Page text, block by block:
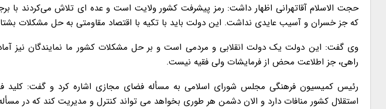
حجت الاسلام آقاتهرانی اظهار داشت: رمز پیشرفت کشور ولایت است و عده ای تلاش می‌کردند با
که جز خسران و آسیب عایدی نداشت. این دولت باید با تکیه با اقتصاد مقاومتی به حل مشکلات
وی گفت: این دولت یک دولت انقلابی و مردمی است و بر حل مشکلات کشور ما نمایندگان نیز
راهی، جز اطلاعت محض از فرمایشات ولی فقیه نیست.
رئیس کمیسیون فرهنگی مجلس شورای اسلامی به مسأله فضای مجازی اشاره کرد و گفت:
استقلال کشور منافات دارد و الان دشمن هر طوری بخواهد می تواند کنترل و مدیریت کند که در